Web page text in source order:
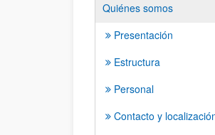
Quiénes somos
Presentación
Estructura
Personal
Contacto y